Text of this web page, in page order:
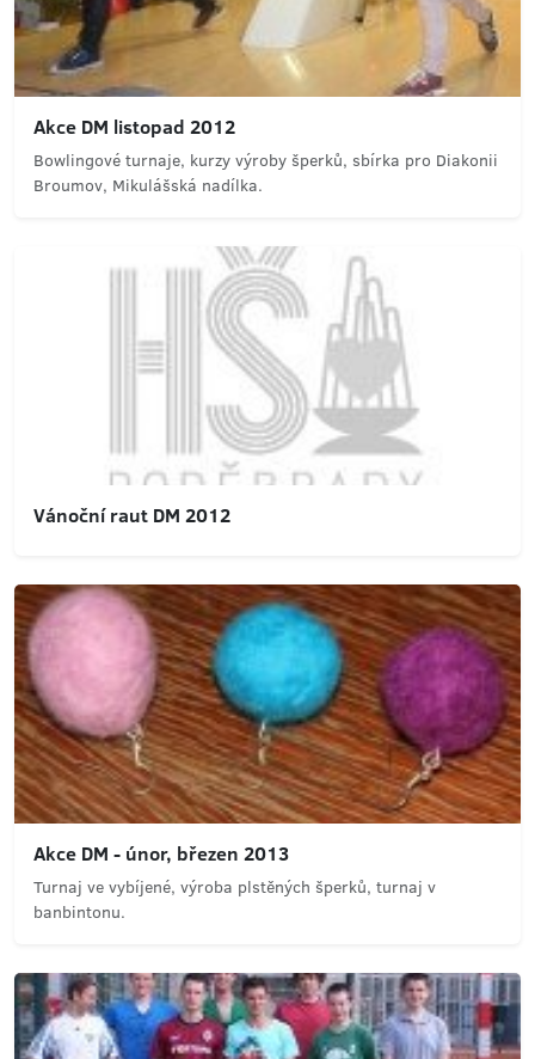
Akce DM listopad 2012
Bowlingové turnaje, kurzy výroby šperků, sbírka pro Diakonii
Broumov, Mikulášská nadílka.
Vánoční raut DM 2012
Akce DM - únor, březen 2013
Turnaj ve vybíjené, výroba plstěných šperků, turnaj v
banbintonu.